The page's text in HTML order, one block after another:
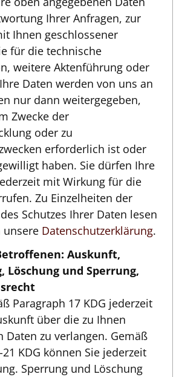
Ihrer Anfragen, zur
Ihnen geschlossener
für die technische
weitere Aktenführung oder
Daten werden von uns an
nur dann weitergegeben,
Zwecke der
oder zu
erforderlich ist oder
haben. Sie dürfen Ihre
mit Wirkung für die
Zu Einzelheiten der
Schutzes Ihrer Daten lesen
unsere Datenschutzerklärung.
Auskunft,
Löschung und Sperrung,
Paragraph 17 KDG jederzeit
über die zu Ihnen
Daten zu verlangen. Gemäß
KDG können Sie jederzeit
Sperrung und Löschung